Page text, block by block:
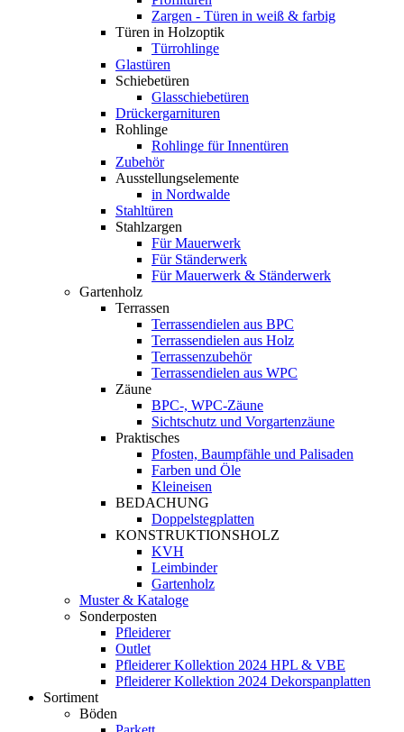
Zargen - Türen in weiß & farbig
Türen in Holzoptik
Türrohlinge
Glastüren
Schiebetüren
Glasschiebetüren
Drückergarnituren
Rohlinge
Rohlinge für Innentüren
Zubehör
Ausstellungselemente
in Nordwalde
Stahltüren
Stahlzargen
Für Mauerwerk
Für Ständerwerk
Für Mauerwerk & Ständerwerk
Gartenholz
Terrassen
Terrassendielen aus BPC
Terrassendielen aus Holz
Terrassenzubehör
Terrassendielen aus WPC
Zäune
BPC-, WPC-Zäune
Sichtschutz und Vorgartenzäune
Praktisches
Pfosten, Baumpfähle und Palisaden
Farben und Öle
Kleineisen
BEDACHUNG
Doppelstegplatten
KONSTRUKTIONSHOLZ
KVH
Leimbinder
Gartenholz
Muster & Kataloge
Sonderposten
Pfleiderer
Outlet
Pfleiderer Kollektion 2024 HPL & VBE
Pfleiderer Kollektion 2024 Dekorspanplatten
Sortiment
Böden